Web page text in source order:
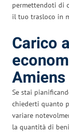
permettendoti di
il tuo trasloco in
Carico
Amiens
Se stai
chiederti quanto
variare
la quantità di